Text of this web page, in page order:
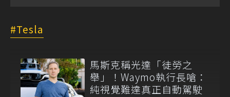
Tesla
馬斯克稱光達「徒勞之
舉」！Waymo執行長嗆：
純視覺難達真正自動駕駛